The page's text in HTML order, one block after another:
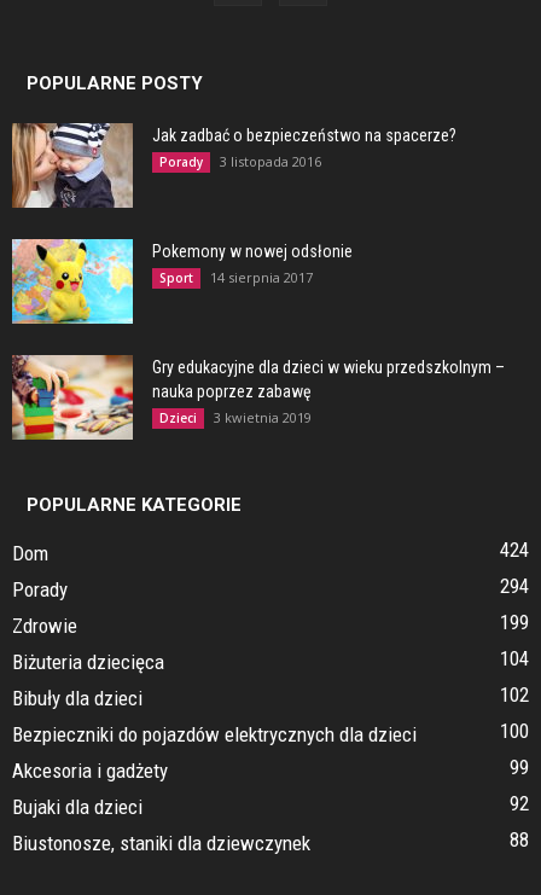
POPULARNE POSTY
Jak zadbać o bezpieczeństwo na spacerze?
Porady 3 listopada 2016
Pokemony w nowej odsłonie
Sport 14 sierpnia 2017
Gry edukacyjne dla dzieci w wieku przedszkolnym –
nauka poprzez zabawę
Dzieci 3 kwietnia 2019
POPULARNE KATEGORIE
Dom
424
Porady
294
Zdrowie
199
Biżuteria dziecięca
104
Bibuły dla dzieci
102
Bezpieczniki do pojazdów elektrycznych dla dzieci
100
Akcesoria i gadżety
99
Bujaki dla dzieci
92
Biustonosze, staniki dla dziewczynek
88